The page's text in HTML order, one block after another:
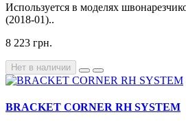
Используется в моделях
(2018-01)..
8 223 грн.
Нет в наличии
BRACKET CORNER RH SYSTEM